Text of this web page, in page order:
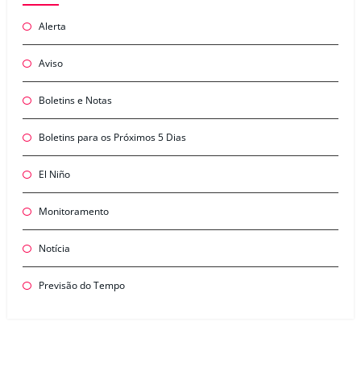
Alerta
Aviso
Boletins e Notas
Boletins para os Próximos 5 Dias
El Niño
Monitoramento
Notícia
Previsão do Tempo